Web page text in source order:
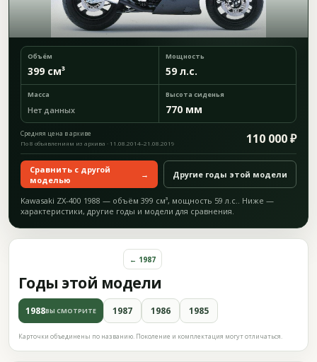
Объём
399 см³
Мощность
59 л.с.
Масса
Нет данных
Высота сиденья
770 мм
Средняя цена в архиве 110 000 ₽
По 8 объявлениям из архива · 11.08.2014–21.08.2019
Сравнить с другой
моделью
→ Другие годы этой модели
Kawasaki ZX-400 1988 — объём 399 см³, мощность 59 л.с.. Ниже —
характеристики, другие годы и модели для сравнения.
Годы этой модели
← 1987
1988ВЫ СМОТРИТЕ 1987 1986 1985
Карточки объединены по названию. Поколение и комплектация могут отличаться.